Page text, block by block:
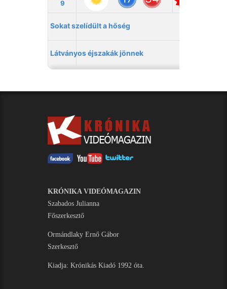
KRÓNIKA VIDEÓMAGAZIN
Szabados Julianna
Főszerkesztő
Ormándlaky Ernő Gábor
Szerkesztő
Kiadja: Krónikás Kiadó 1992 óta.